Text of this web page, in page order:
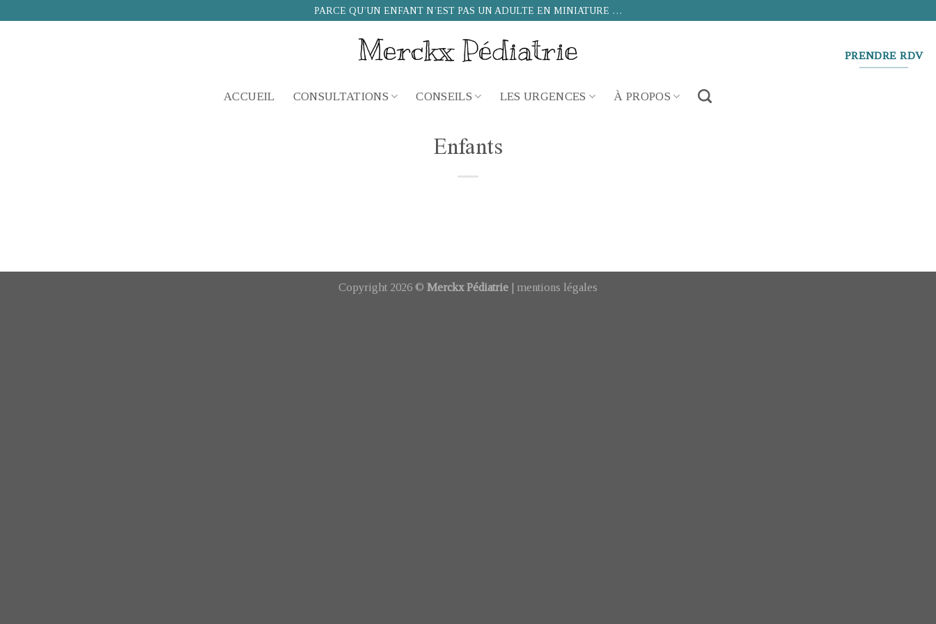
PARCE QU’UN ENFANT N’EST PAS UN ADULTE EN MINIATURE …
PRENDRE RDV
ACCUEIL CONSULTATIONS CONSEILS LES URGENCES À PROPOS
Enfants
Copyright 2026 © Merckx Pédiatrie | mentions légales